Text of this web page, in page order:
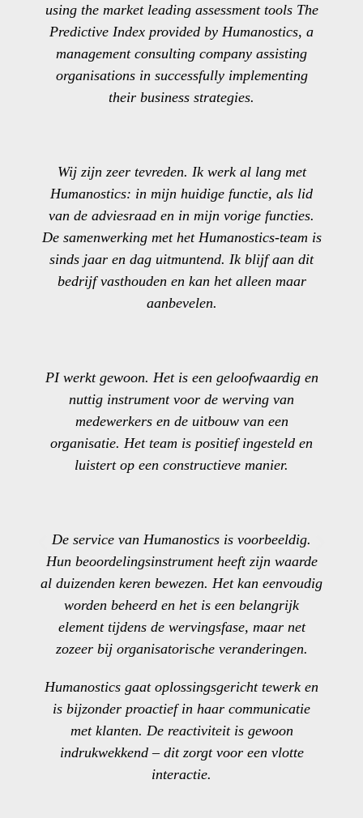
using the market leading assessment tools The
Predictive Index provided by Humanostics, a
management consulting company assisting
organisations in successfully implementing
their business strategies.
Wij zijn zeer tevreden. Ik werk al lang met
Humanostics: in mijn huidige functie, als lid
van de adviesraad en in mijn vorige functies.
De samenwerking met het Humanostics-team is
sinds jaar en dag uitmuntend. Ik blijf aan dit
bedrijf vasthouden en kan het alleen maar
aanbevelen.
PI werkt gewoon. Het is een geloofwaardig en
nuttig instrument voor de werving van
medewerkers en de uitbouw van een
organisatie. Het team is positief ingesteld en
luistert op een constructieve manier.
De service van Humanostics is voorbeeldig.
Hun beoordelingsinstrument heeft zijn waarde
al duizenden keren bewezen. Het kan eenvoudig
worden beheerd en het is een belangrijk
element tijdens de wervingsfase, maar net
zozeer bij organisatorische veranderingen.
Humanostics gaat oplossingsgericht tewerk en
is bijzonder proactief in haar communicatie
met klanten. De reactiviteit is gewoon
indrukwekkend – dit zorgt voor een vlotte
interactie.